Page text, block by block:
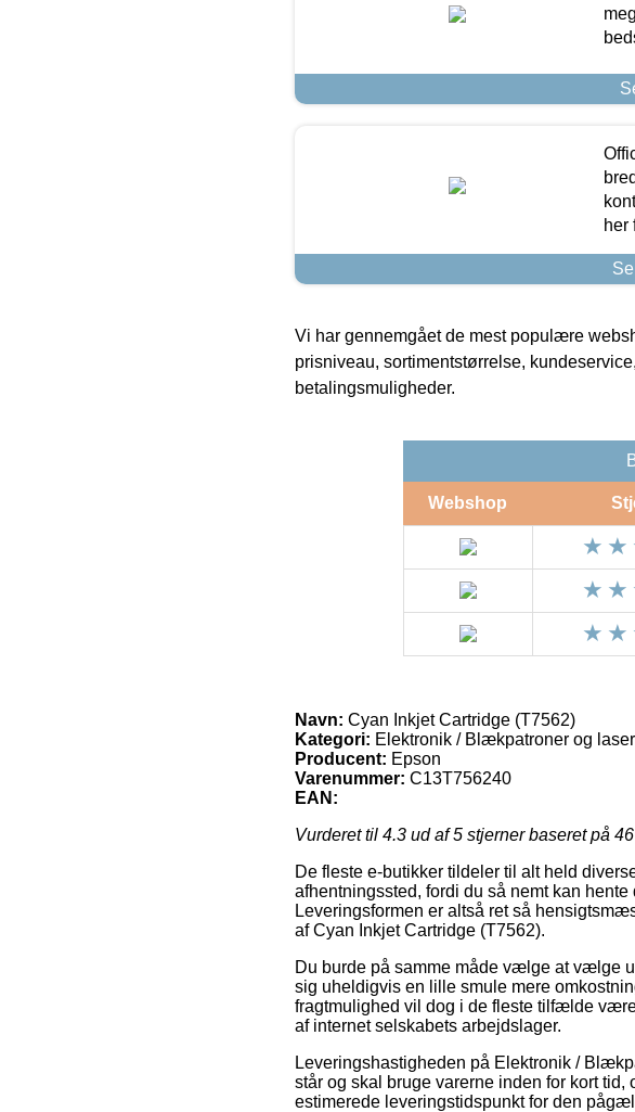
her
Vi har gennemgået de mest populære
prisniveau, sortimentstørrelse,
betalingsmuligheder.
Webshop
Navn: Cyan Inkjet Cartridge (T7562)
Kategori: Elektronik / Blækpatroner og
Producent: Epson
Varenummer: C13T756240
EAN:
Vurderet til 4.3 ud af 5 stjerner baseret på 46
De fleste e-butikker tildeler til alt held
afhentningssted, fordi du så nemt kan
Leveringsformen er altså ret så
af Cyan Inkjet Cartridge (T7562).
Du burde på samme måde vælge at vælge
sig uheldigvis en lille smule mere
fragtmulighed vil dog i de fleste tilfælde
af internet selskabets arbejdslager.
Leveringshastigheden på Elektronik /
står og skal bruge varerne inden for kort
estimerede leveringstidspunkt for den